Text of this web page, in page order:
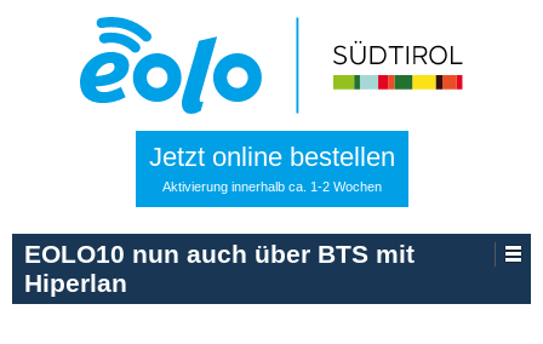
Jetzt online bestellen
Aktivierung innerhalb ca. 1-2 Wochen
EOLO10 nun auch über BTS mit
Hiperlan